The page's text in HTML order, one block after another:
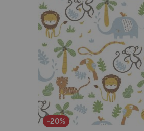
-20%